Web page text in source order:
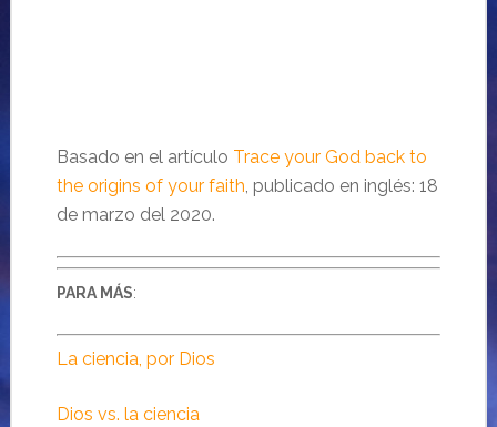
Basado en el artículo Trace your God back to
the origins of your faith, publicado en inglés: 18
de marzo del 2020.
PARA MÁS:
La ciencia, por Dios
Dios vs. la ciencia